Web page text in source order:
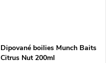
Dipované boilies Munch Baits
Citrus Nut 200ml